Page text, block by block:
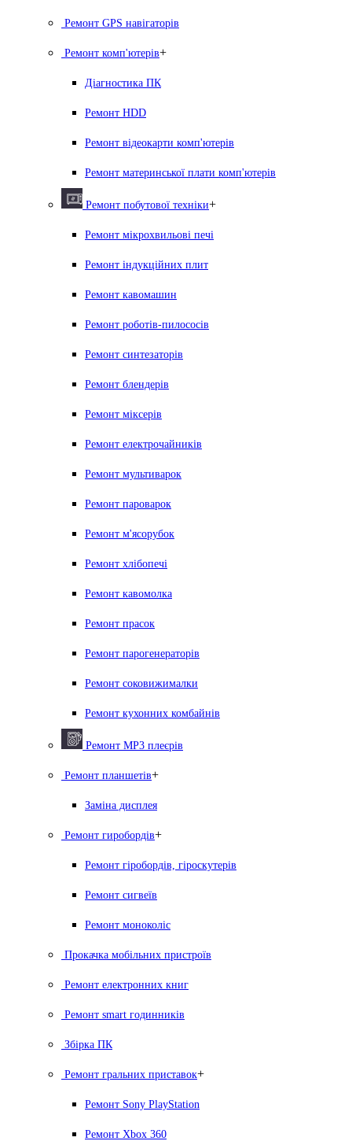
Ремонт GPS навігаторів
Ремонт комп'ютерів+
Діагностика ПК
Ремонт HDD
Ремонт відеокарти комп'ютерів
Ремонт материнської плати комп'ютерів
Ремонт побутової техніки+
Ремонт мікрохвильові печі
Ремонт індукційних плит
Ремонт кавомашин
Ремонт роботів-пилососів
Ремонт синтезаторів
Ремонт блендерiв
Ремонт мiксерiв
Ремонт електрочайників
Ремонт мультиварок
Ремонт пароварок
Ремонт м'ясорубок
Ремонт хлiбопечi
Ремонт кавомолка
Ремонт прасок
Ремонт парогенераторiв
Ремонт соковижималки
Ремонт кухонних комбайнів
Ремонт MP3 плеєрів
Ремонт планшетів+
Заміна дисплея
Ремонт гиробордiв+
Ремонт гіробордів, гіроскутерів
Ремонт сигвеїв
Ремонт моноколіс
Прокачка мобільних пристроїв
Ремонт електронних книг
Ремонт smart годинників
Збірка ПК
Ремонт гральних приставок+
Ремонт Sony PlayStation
Ремонт Xbox 360